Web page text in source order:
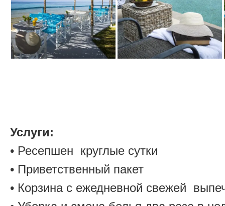
Услуги:
• Ресепшен круглые сутки
• Приветственный пакет
• Корзина с ежедневной свежей